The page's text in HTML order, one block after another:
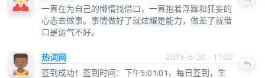
一直在为自己的懒惰找借口，一直抱着浮躁和狂妄的
心态去做事。事情做好了就炫耀是能力，做差了就借
口是运气不好。
热词网 2015-6-30 · 17:02
签到成功！签到时间：下午5:01:01，每日签到，生